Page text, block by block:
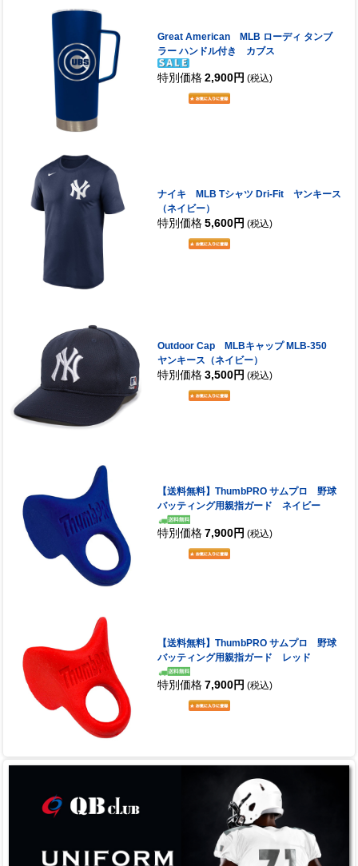
Great American MLB ローディ タンブ
ラー ハンドル付き カブス
特別価格 2,900円 (税込)
ナイキ MLB Tシャツ Dri-Fit ヤンキース
（ネイビー）
特別価格 5,600円 (税込)
Outdoor Cap MLBキャップ MLB-350
ヤンキース（ネイビー）
特別価格 3,500円 (税込)
【送料無料】ThumbPRO サムプロ 野球
バッティング用親指ガード ネイビー
特別価格 7,900円 (税込)
【送料無料】ThumbPRO サムプロ 野球
バッティング用親指ガード レッド
特別価格 7,900円 (税込)